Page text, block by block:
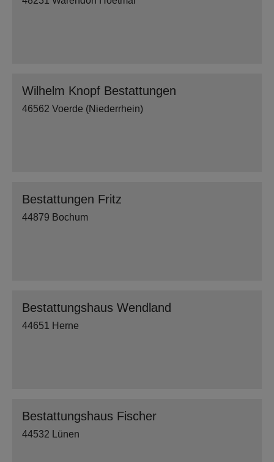
Wilhelm Knopf Bestattungen
46562 Voerde (Niederrhein)
Bestattungen Fritz
44879 Bochum
Bestattungshaus Wendland
44651 Herne
Bestattungshaus Fischer
44532 Lünen